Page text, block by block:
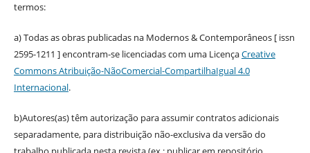
termos:
a) Todas as obras publicadas na Modernos & Contemporâneos [ issn
2595-1211 ] encontram-se licenciadas com uma LicençaCreative
Commons Atribuição-NãoComercial-CompartilhaIgual 4.0
Internacional.
b)Autores(as) têm autorização para assumir contratos adicionais
separadamente, para distribuição não-exclusiva da versão do